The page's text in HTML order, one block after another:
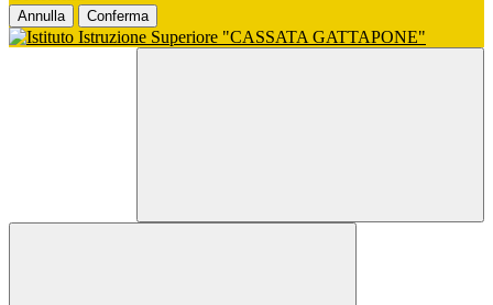
Annulla Conferma